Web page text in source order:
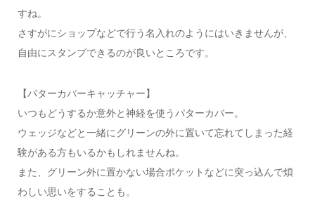
すね。
さすがにショップなどで行う名入れのようにはいきませんが、
自由にスタンプできるのが良いところです。
【パターカバーキャッチャー】
いつもどうするか意外と神経を使うパターカバー。
ウェッジなどと一緒にグリーンの外に置いて忘れてしまった経
験がある方もいるかもしれませんね。
また、グリーン外に置かない場合ポケットなどに突っ込んで煩
わしい思いをすることも。